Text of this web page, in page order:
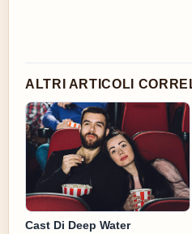
ALTRI ARTICOLI
Cast Di Deep Water